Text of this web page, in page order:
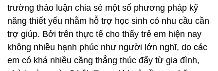
trường thảo luận chia sẻ một số phương pháp kỹ
năng thiết yếu nhằm hỗ trợ học sinh có nhu cầu cần
trợ giúp. Bởi trên thực tế cho thấy trẻ em hiện nay
không nhiều hạnh phúc như người lớn nghĩ, do các
em có khá nhiều căng thẳng thúc đẩy từ gia đình,